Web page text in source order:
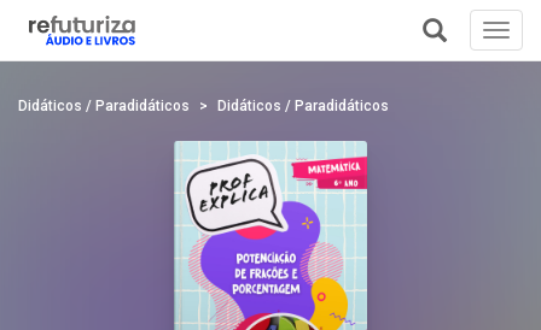
Didáticos / Paradidáticos Didáticos / Paradidáticos